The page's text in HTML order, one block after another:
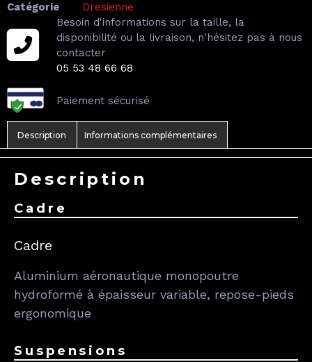
Catégorie
Dresienne
Besoin d'informations sur la taille, la
disponibilité ou la livraison, n'hésitez pas à nous
contacter
05 53 48 66 68
Paiement sécurisé
Description Informations complémentaires
Description
Cadre
Cadre
Aluminium aéronautique monopoutre
hydroformé à épaisseur variable, repose-pieds
ergonomique
Suspensions